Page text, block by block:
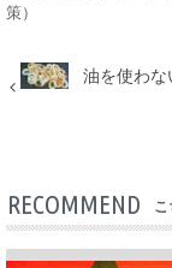
策）
油を使わな
RECOMMEND こ